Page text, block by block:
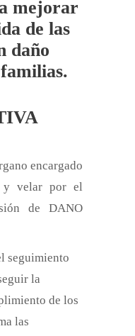
mejorar
de las
daño
encargado
y velar por el
de DANO
seguimiento
la
de los
las